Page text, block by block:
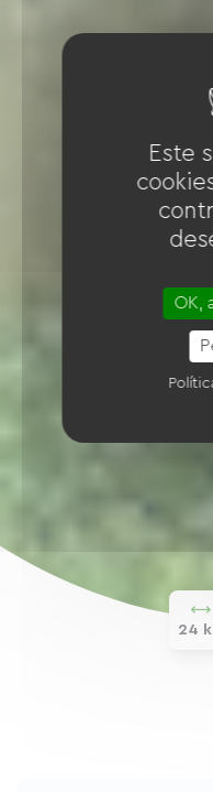
24
Este
OK,